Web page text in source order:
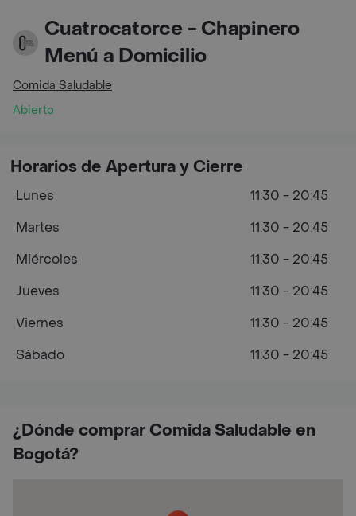
Cuatrocatorce - Chapinero
Menú a Domicilio
Comida Saludable
Abierto
¿Dónde comprar Comida Saludable en
Bogotá?
Horarios de Apertura y Cierre
Lunes
11:30 - 20:45
Martes
11:30 - 20:45
Miércoles
11:30 - 20:45
Jueves
11:30 - 20:45
Viernes
11:30 - 20:45
Sábado
11:30 - 20:45